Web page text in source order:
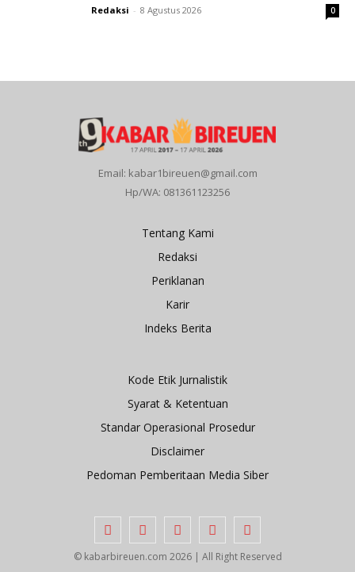
Redaksi - 8 Agustus 2026 0
Email: kabar1bireuen@gmail.com
Hp/WA: 081361123256
Tentang Kami
Redaksi
Periklanan
Karir
Indeks Berita
Kode Etik Jurnalistik
Syarat & Ketentuan
Standar Operasional Prosedur
Disclaimer
Pedoman Pemberitaan Media Siber
© kabarbireuen.com 2026 | All Right Reserved